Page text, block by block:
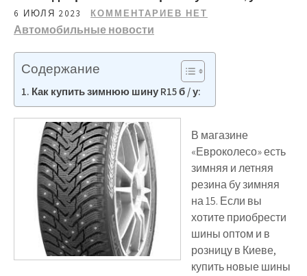
6 ИЮЛЯ 2023 КОММЕНТАРИЕВ НЕТ
Автомобильные новости
Содержание
Как купить зимнюю шину R15 б / у:
В магазине
«Евроколесо» есть
зимняя и летняя
резина бу зимняя
на 15. Если вы
хотите приобрести
шины оптом и в
розницу в Киеве,
купить новые шины